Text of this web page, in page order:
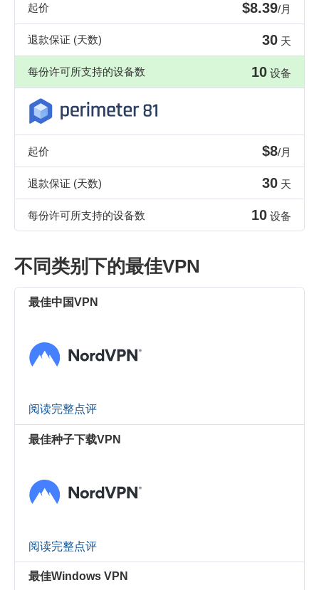
起价 $8.39/月
退款保证 (天数) 30 天
每份许可所支持的设备数 10 设备
起价 $8/月
退款保证 (天数) 30 天
每份许可所支持的设备数 10 设备
不同类别下的最佳VPN
最佳中国VPN
阅读完整点评
最佳种子下载VPN
阅读完整点评
最佳Windows VPN